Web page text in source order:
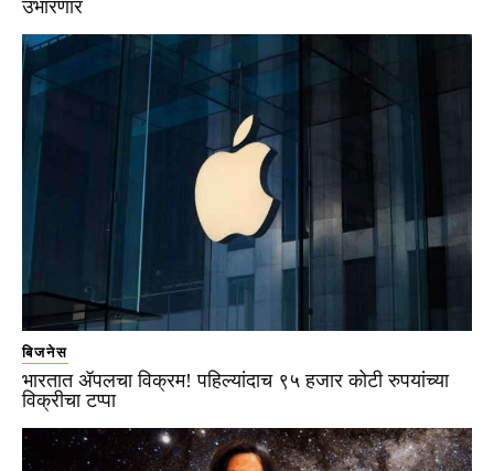
उभारणार
बिजनेस
भारतात ॲपलचा विक्रम! पहिल्यांदाच ९५ हजार कोटी रुपयांच्या
विक्रीचा टप्पा